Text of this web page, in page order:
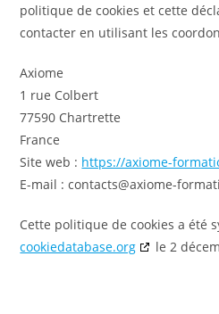
politique de cookies et cette
contacter en utilisant les
Axiome
1 rue Colbert
77590 Chartrette
France
Site web : https://axiome-
E-mail :contacts@axiome-
Cette politique de cookies a été
cookiedatabase.org
le 2